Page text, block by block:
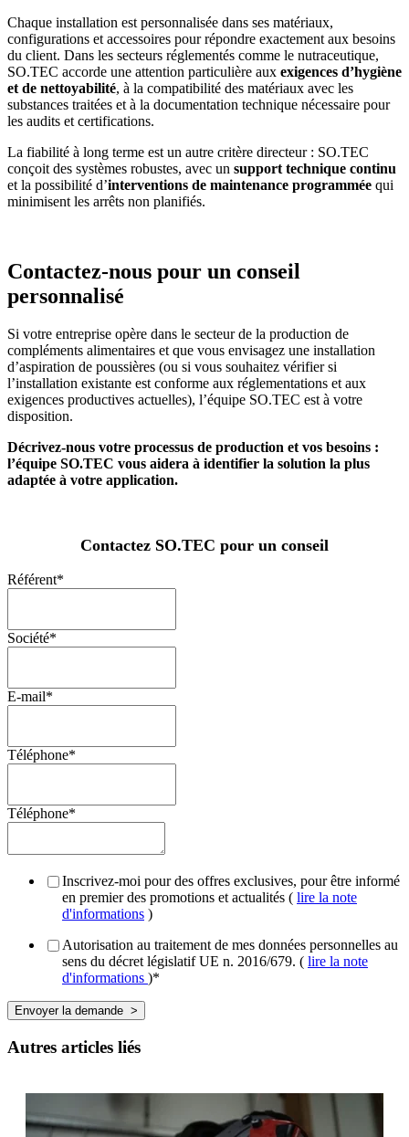
Chaque installation est personnalisée dans ses matériaux,
configurations et accessoires pour répondre exactement aux besoins
du client. Dans les secteurs réglementés comme le nutraceutique,
SO.TEC accorde une attention particulière aux exigences d’hygiène
et de nettoyabilité, à la compatibilité des matériaux avec les
substances traitées et à la documentation technique nécessaire pour
les audits et certifications.
La fiabilité à long terme est un autre critère directeur : SO.TEC
conçoit des systèmes robustes, avec un support technique continu
et la possibilité d’interventions de maintenance programmée qui
minimisent les arrêts non planifiés.
Contactez-nous pour un conseil
personnalisé
Si votre entreprise opère dans le secteur de la production de
compléments alimentaires et que vous envisagez une installation
d’aspiration de poussières (ou si vous souhaitez vérifier si
l’installation existante est conforme aux réglementations et aux
exigences productives actuelles), l’équipe SO.TEC est à votre
disposition.
Décrivez-nous votre processus de production et vos besoins :
l’équipe SO.TEC vous aidera à identifier la solution la plus
adaptée à votre application.
Contactez SO.TEC pour un conseil
Référent*
Société*
E-mail*
Téléphone*
Téléphone*
Inscrivez-moi pour des offres exclusives, pour être informé
en premier des promotions et actualités ( lire la note
d'informations )
Autorisation au traitement de mes données personnelles au
sens du décret législatif UE n. 2016/679. ( lire la note
d'informations )*
Autres articles liés